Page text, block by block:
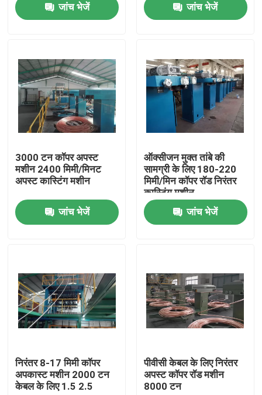
उत्पाद
वीडियो
हमारे बारे में
कारखाने का दौरा
हमसे संपर्क करें
एक उद्धरण का अनुरोध करें
वायर एक्सट्रूडर मशीन
जांच भेजें
जांच भेजें
3000 टन कॉपर अपस्ट
मशीन 2400 मिमी/मिनट
अपस्ट कास्टिंग मशीन
जांच भेजें
ऑक्सीजन मुक्त तांबे की
सामग्री के लिए 180-220
मिमी/मिन कॉपर रॉड निरंतर
कास्टिंग मशीन
जांच भेजें
निरंतर 8-17 मिमी कॉपर
अपकास्ट मशीन 2000 टन
केबल के लिए 1.5 2.5
पीवीसी केबल के लिए निरंतर
अपस्ट कॉपर रॉड मशीन
8000 टन